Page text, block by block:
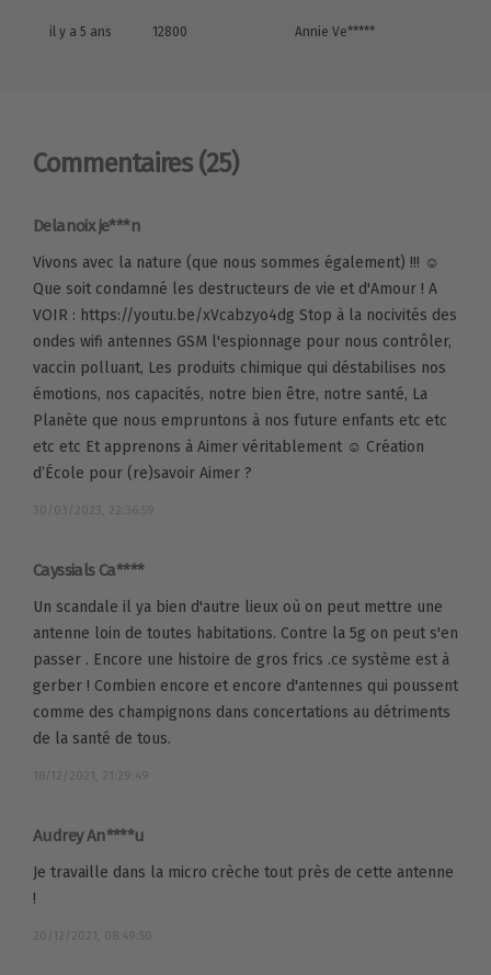
il y a 5 ans 12800 Annie Ve*****
Commentaires (25)
Delanoix je***n
Vivons avec la nature (que nous sommes également) !!! ☺
Que soit condamné les destructeurs de vie et d'Amour ! A
VOIR : https://youtu.be/xVcabzyo4dg Stop à la nocivités des
ondes wifi antennes GSM l'espionnage pour nous contrôler,
vaccin polluant, Les produits chimique qui déstabilises nos
émotions, nos capacités, notre bien être, notre santé, La
Planète que nous empruntons à nos future enfants etc etc
etc etc Et apprenons à Aimer véritablement ☺ Création
d’École pour (re)savoir Aimer ?
30/03/2023, 22:36:59
Cayssials Ca****
Un scandale il ya bien d'autre lieux où on peut mettre une
antenne loin de toutes habitations. Contre la 5g on peut s'en
passer . Encore une histoire de gros frics .ce système est à
gerber ! Combien encore et encore d'antennes qui poussent
comme des champignons dans concertations au détriments
de la santé de tous.
18/12/2021, 21:29:49
Audrey An****u
Je travaille dans la micro crèche tout près de cette antenne
!
20/12/2021, 08:49:50